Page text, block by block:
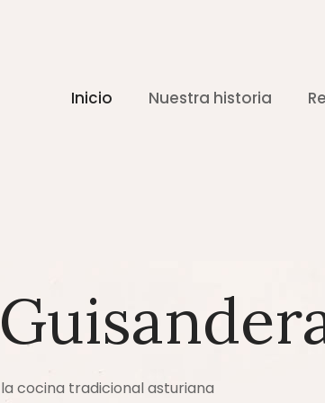
Inicio Nuestra historia
cocina tradicional asturiana